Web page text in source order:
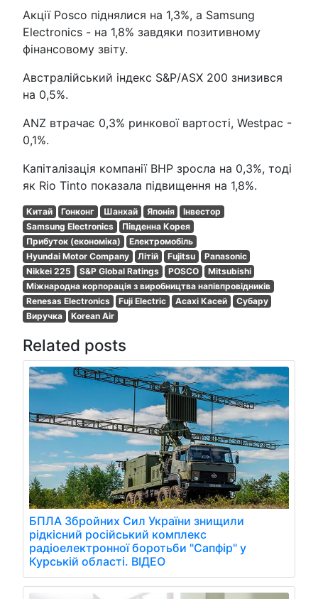
Акції Posco піднялися на 1,3%, а Samsung
Electronics - на 1,8% завдяки позитивному
фінансовому звіту.
Австралійський індекс S&P/ASX 200 знизився
на 0,5%.
ANZ втрачає 0,3% ринкової вартості, Westpac -
0,1%.
Капіталізація компанії BHP зросла на 0,3%, тоді
як Rio Tinto показала підвищення на 1,8%.
Китай Гонконг Шанхай Японія
Інвестор
Samsung Electronics
Південна Корея
Прибуток (економіка)
Електромобіль
Hyundai Motor Company
Літій Fujitsu
Panasonic
Nikkei 225
S&P Global Ratings POSCO
Mitsubishi
Міжнародна корпорація з виробництва напівпровідників
Renesas Electronics
Fuji Electric Асахі Касей
Субару
Виручка
Korean Air
Related posts
БПЛА Збройних Сил України знищили
рідкісний російський комплекс
радіоелектронної боротьби "Сапфір" у
Курській області. ВІДЕО